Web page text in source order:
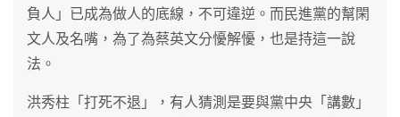
負人」已成為做人的底線，不可違逆。而民進黨的幫閑
文人及名嘴，為了為蔡英文分懮解懮，也是持這一說
法。
洪秀柱「打死不退」，有人猜測是要與黨中央「講數」